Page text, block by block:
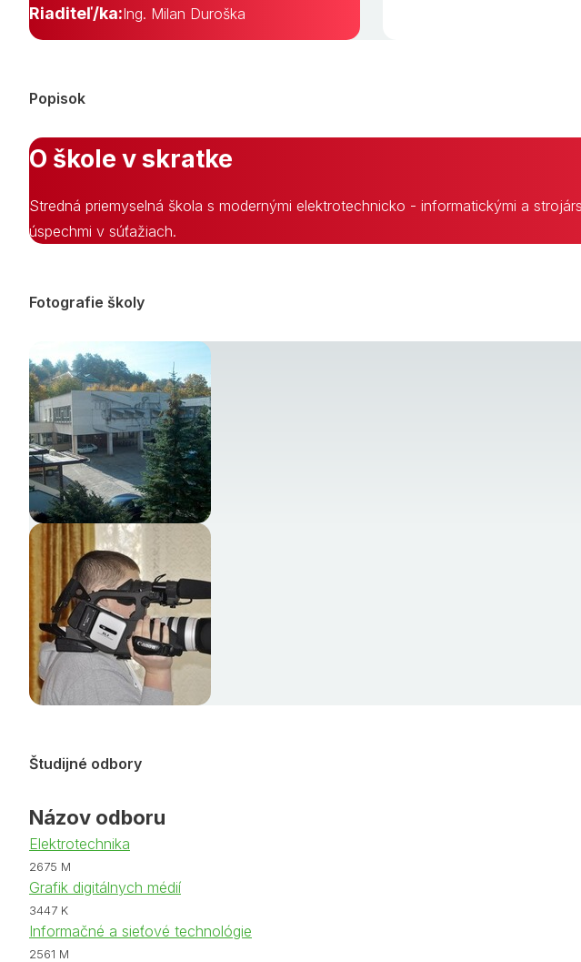
Riaditeľ/ka:Ing. Milan Duroška
Popisok
O škole v skratke
Stredná priemyselná škola s modernými elektrotechnicko - informatickými a
úspechmi v súťažiach.
Fotografie školy
Študijné odbory
Názov odboru
Elektrotechnika
2675 M
Grafik digitálnych médií
3447 K
Informačné a sieťové technológie
2561 M